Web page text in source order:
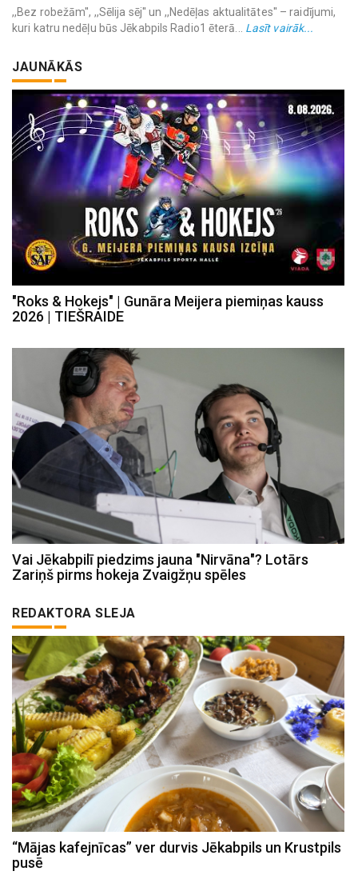
,,Bez robežām'', ,,Sēlija sēj'' un ,,Nedēļas aktualitātes'' – raidījumi,
kuri katru nedēļu būs Jēkabpils Radio1 ēterā... Lasīt vairāk...
JAUNĀKĀS
"Roks & Hokejs" | Gunāra Meijera piemiņas kauss
2026 | TIEŠRAIDE
Vai Jēkabpilī piedzims jauna "Nirvāna"? Lotārs
Zariņš pirms hokeja Zvaigžņu spēles
REDAKTORA SLEJA
“Mājas kafejnīcas” ver durvis Jēkabpils un Krustpils
pusē